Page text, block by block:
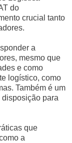
do
crucial tanto
a
mesmo que
e como
logístico, como
Também é um
disposição para
que
a